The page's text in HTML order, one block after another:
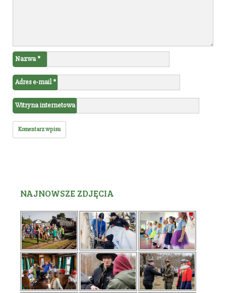
Nazwa*
Adres e-mail*
Witryna internetowa
NAJNOWSZE ZDJĘCIA